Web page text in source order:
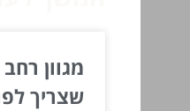
מגוון
שצריך